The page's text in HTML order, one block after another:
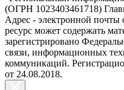
(ОГРН 1023403461718)
Адрес - электронной
ресурс может содержать
зарегистрировано
связи, информационных
коммуникаций.
от 24.08.2018.